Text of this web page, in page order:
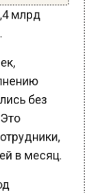
млрд
без
в месяц.